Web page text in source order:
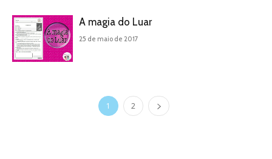
A magia do Luar
25 de maio de 2017
1 2